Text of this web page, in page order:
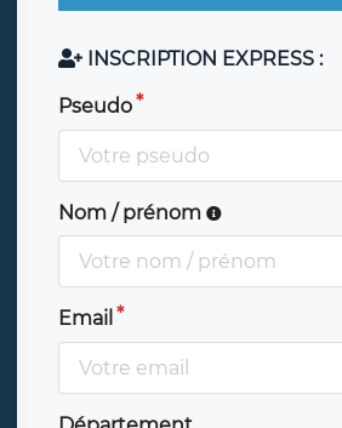
INSCRIPTION EXPRESS :
Pseudo
Nom / prénom
Email